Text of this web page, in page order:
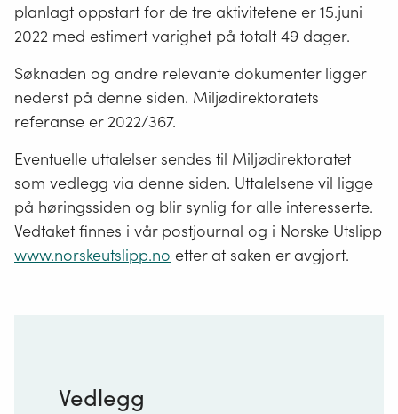
planlagt oppstart for de tre aktivitetene er 15.juni
2022 med estimert varighet på totalt 49 dager.
Søknaden og andre relevante dokumenter ligger
nederst på denne siden. Miljødirektoratets
referanse er 2022/367.
Eventuelle uttalelser sendes til Miljødirektoratet
som vedlegg via denne siden. Uttalelsene vil ligge
på høringssiden og blir synlig for alle interesserte.
Vedtaket finnes i vår postjournal og i Norske Utslipp
www.norskeutslipp.no etter at saken er avgjort.
Vedlegg